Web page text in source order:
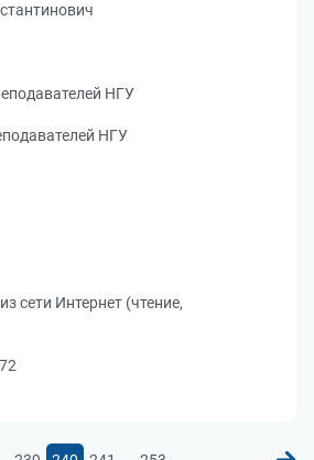
НГУ
НГУ
сети Интернет (чтение,